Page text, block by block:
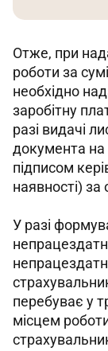
Отже, при
роботи за
необхідно
заробітну
разі видачі
документа на
підписом
наявності)
У разі
перебуває у
місцем